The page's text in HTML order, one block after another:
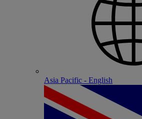
Asia Pacific - English